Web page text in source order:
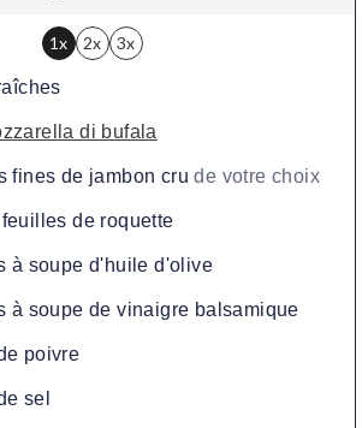
1x 2x
3x
di bufala
fines de jambon cru de votre choix
feuilles de roquette
à soupe d'huile d'olive
à soupe de vinaigre balsamique
poivre
sel